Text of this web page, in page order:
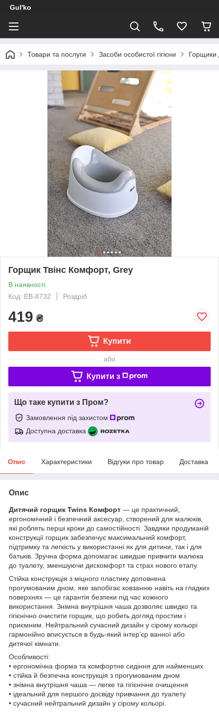
Gul'ko
Товари та послуги Засоби особистої гігієни Горщики
Горщик Твінс Комфорт, Grey
В наявності
Код: EB-8732
Роздріб
419 ₴
Купити
або
Купити з
Що таке купити з Пром?
Замовлення під захистом
Доступна доставка
Опис Характеристики Відгуки про товар Доставка
Опис
Дитячий горщик Twins Комфорт — це практичний,
ергономічний і безпечний аксесуар, створений для малюків,
які роблять перші кроки до самостійності. Завдяки продуманій
конструкції горщик забезпечує максимальний комфорт,
підтримку та легкість у використанні як для дитини, так і для
батьків. Зручна форма допомагає швидше привчити малюка
до туалету, зменшуючи дискомфорт та страх нового етапу.
Стійка конструкція з міцного пластику доповнена
прогумованим дном, яке запобігає ковзанню навіть на гладких
поверхнях — це гарантія безпеки під час кожного
використання. Знімна внутрішня чаша дозволяє швидко та
гігієнічно очистити горщик, що робить догляд простим і
приємним. Нейтральний сучасний дизайн у сірому кольорі
гармонійно вписується в будь-який інтер’єр ванної або
дитячої кімнати.
Особливості:
• ергономічна форма та комфортне сидіння для найменших
• стійка й безпечна конструкція з прогумованим дном
• знімна внутрішня чаша — легке та гігієнічне очищення
• ідеальний для першого досвіду привчання до туалету
• сучасний нейтральний дизайн у сірому кольорі.